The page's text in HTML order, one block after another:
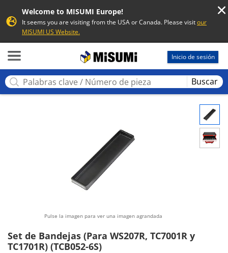
Welcome to MISUMI Europe!
It seems you are visiting from the USA or Canada. Please visitour
MISUMI US Website.
Inicio de sesión
Buscar
Pulse la imagen para ver una imagen agrandada
Set de Bandejas (Para WS207R, TC7001R y
TC1701R) (TCB052-6S)